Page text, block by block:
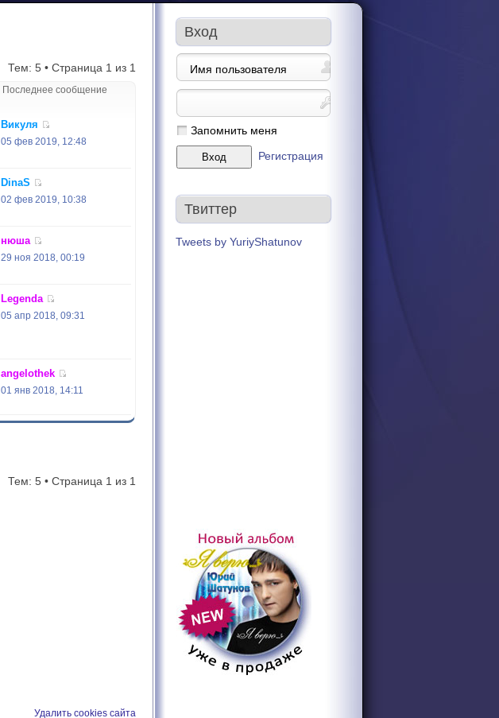
Тем: 5 • Страница 1 из 1
Последнее сообщение
Викуля
05 фев 2019, 12:48
DinaS
02 фев 2019, 10:38
нюша
29 ноя 2018, 00:19
Legenda
05 апр 2018, 09:31
angelothek
01 янв 2018, 14:11
Тем: 5 • Страница 1 из 1
Удалить cookies сайта
Вход
Запомнить меня
Регистрация
Твиттер
Tweets by YuriyShatunov